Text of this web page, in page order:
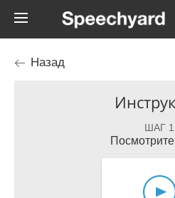
Назад
ШАГ 1